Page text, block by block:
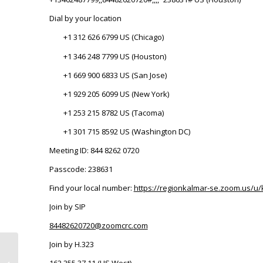
Dial by your location
+1 312 626 6799 US (Chicago)
+1 346 248 7799 US (Houston)
+1 669 900 6833 US (San Jose)
+1 929 205 6099 US (New York)
+1 253 215 8782 US (Tacoma)
+1 301 715 8592 US (Washington DC)
Meeting ID: 844 8262 0720
Passcode: 238631
Find your local number: https://regionkalmar-se.zoom.us/u/
Join by SIP
84482620720@zoomcrc.com
Join by H.323